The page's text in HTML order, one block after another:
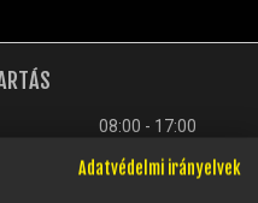
08:00 - 17:00
08:00 - 13:00
Adatvédelmi irányelvek